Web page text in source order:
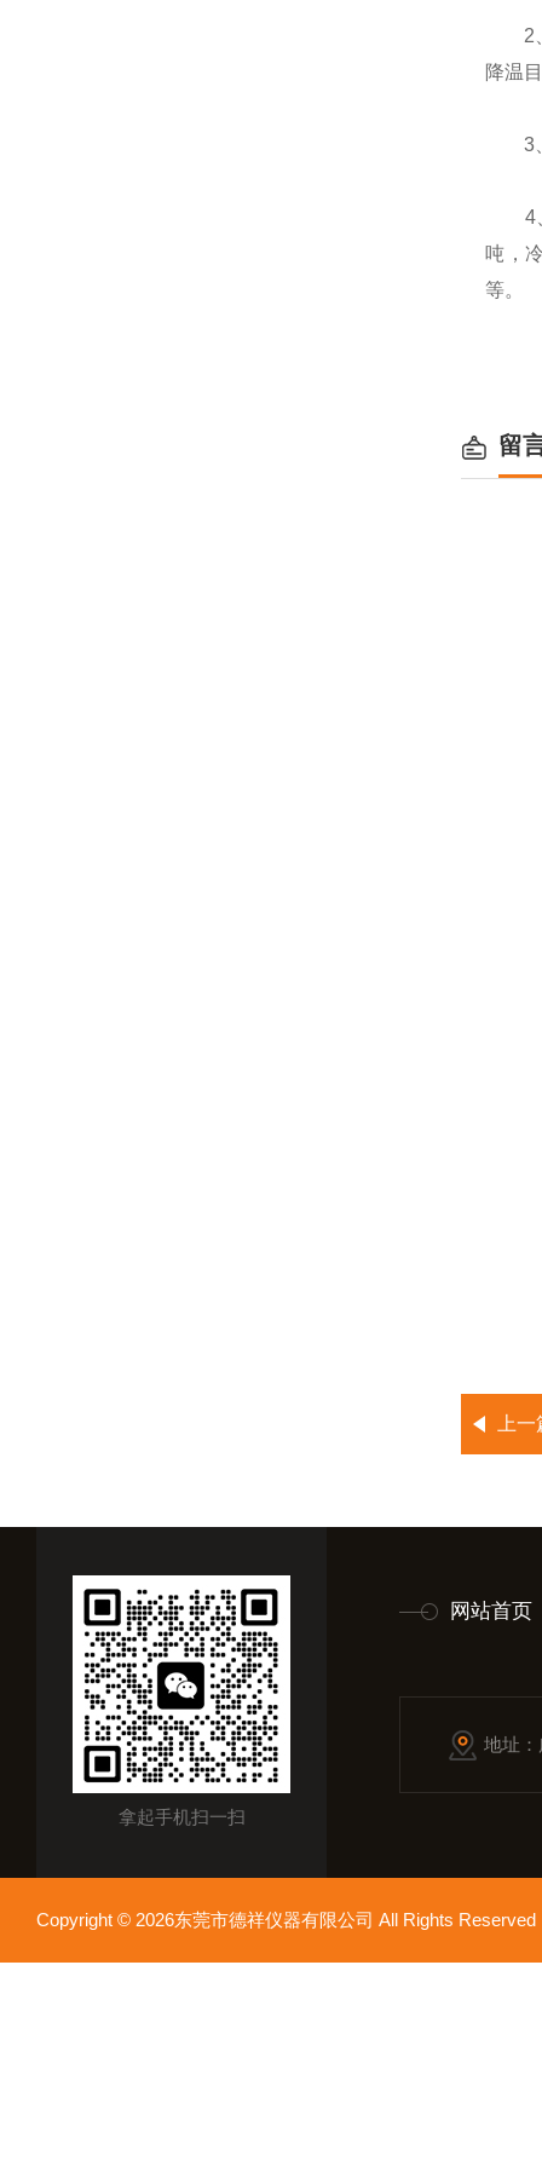
2、
降温
3、
4、
吨，
等。
留
上
拿起手机扫一扫
网站首页
地址
Copyright © 2026东莞市德祥仪器有限公司 All Rights